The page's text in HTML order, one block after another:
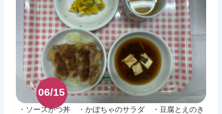
06/15
・ソースかつ丼 ・かぼちゃのサラダ ・豆腐とえのき